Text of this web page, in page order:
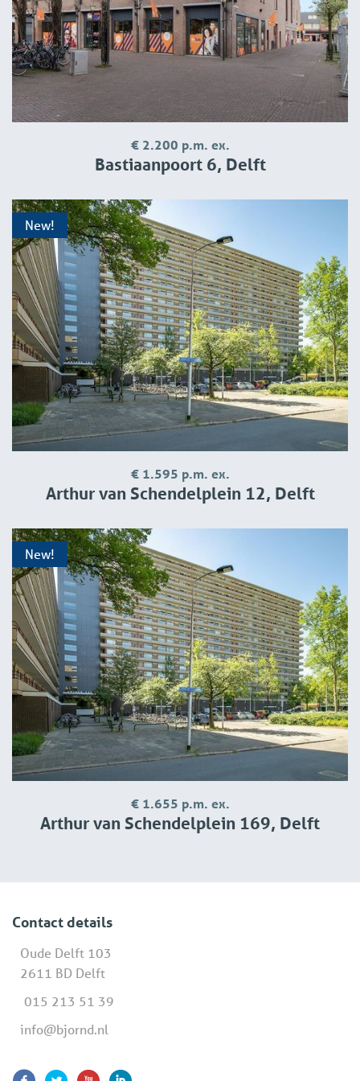
€ 2.200 p.m. ex.
Bastiaanpoort 6, Delft
New!
€ 1.595 p.m. ex.
Arthur van Schendelplein 12, Delft
New!
€ 1.655 p.m. ex.
Arthur van Schendelplein 169, Delft
Contact details
Oude Delft 103
2611 BD Delft
015 213 51 39
info@bjornd.nl